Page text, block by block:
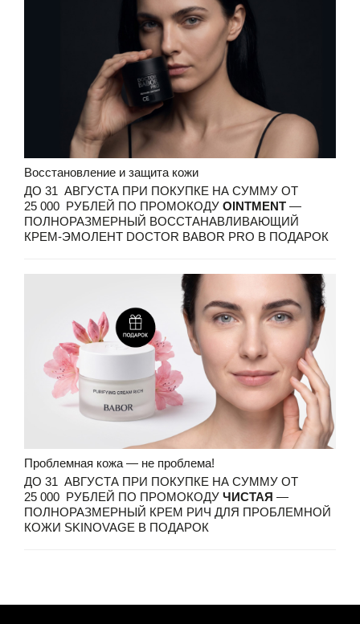
Восстановление и защита кожи
ДО 31 АВГУСТА ПРИ ПОКУПКЕ НА СУММУ ОТ
25 000 РУБЛЕЙ ПО ПРОМОКОДУ OINTMENT —
ПОЛНОРАЗМЕРНЫЙ ВОССТАНАВЛИВАЮЩИЙ
КРЕМ-ЭМОЛЕНТ DOCTOR BABOR PRO В ПОДАРОК
Проблемная кожа — не проблема!
ДО 31 АВГУСТА ПРИ ПОКУПКЕ НА СУММУ ОТ
25 000 РУБЛЕЙ ПО ПРОМОКОДУ ЧИСТАЯ —
ПОЛНОРАЗМЕРНЫЙ КРЕМ РИЧ ДЛЯ ПРОБЛЕМНОЙ
КОЖИ SKINOVAGE В ПОДАРОК